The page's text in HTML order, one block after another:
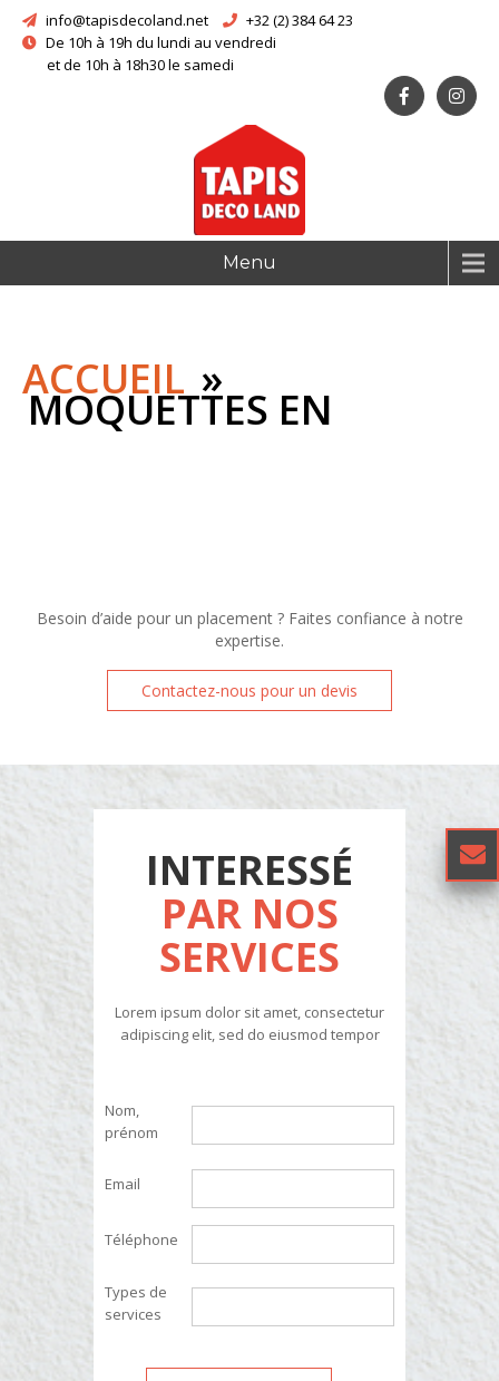
info@tapisdecoland.net
+32 (2) 384 64 23
De 10h à 19h du lundi au vendredi
et de 10h à 18h30 le samedi
Menu
ACCUEIL »
MOQUETTES EN
Besoin d’aide pour un placement ? Faites confiance à notre
expertise.
Contactez-nous pour un devis
INTERESSÉ
PAR NOS
SERVICES
Lorem ipsum dolor sit amet, consectetur
adipiscing elit, sed do eiusmod tempor
Nom,
prénom
Email
Téléphone
Types de
services